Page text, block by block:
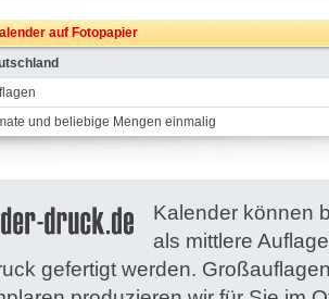
auf Fotopapier
und beliebige Mengen einmalig
Kalender können
als mittlere
gefertigt werden.